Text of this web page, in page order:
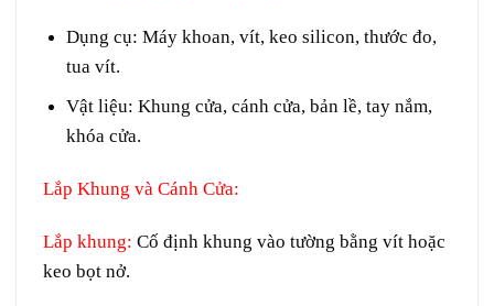
Dụng cụ: Máy khoan, vít, keo silicon, thước đo,
tua vít.
Vật liệu: Khung cửa, cánh cửa, bản lề, tay nắm,
khóa cửa.
Lắp Khung và Cánh Cửa:
Lắp khung: Cố định khung vào tường bằng vít hoặc
keo bọt nở.